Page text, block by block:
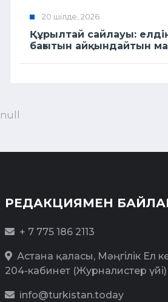
20 шілде, 2026
Құрылтай сайлауы:
бағытын айқындайтын
null
РЕДАКЦИЯМЕН
+ 7 775 186 2113
Астана қаласы, Мәңгілік Ел
204-кабинет (Журналистер үйі)
info@turkistan.today